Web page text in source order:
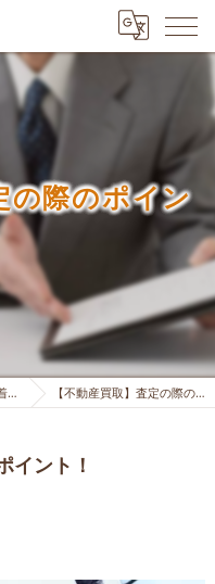
の際のポイン
【不動産買取】査定の際のポイント！
イント！